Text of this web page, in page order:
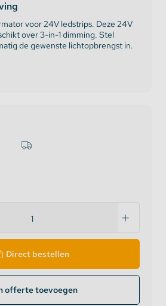
voor 24V ledstrips. Deze 24V
over 3-in-1 dimming. Stel
de gewenste lichtopbrengst in.
Direct bestellen
offerte toevoegen